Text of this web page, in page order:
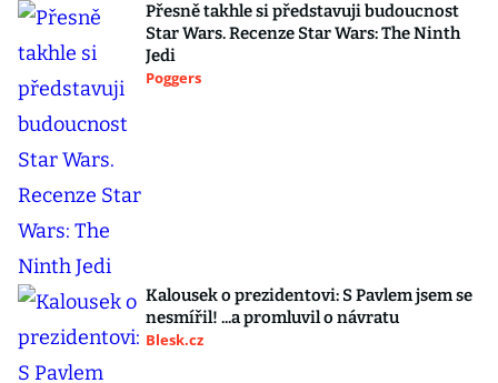
Přesně takhle si představuji budoucnost
Star Wars. Recenze Star Wars: The Ninth
Jedi
Poggers
Kalousek o prezidentovi: S Pavlem jsem se
nesmířil! ...a promluvil o návratu
Blesk.cz